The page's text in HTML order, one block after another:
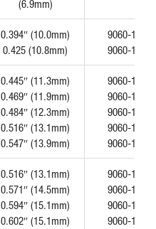
(6.9mm)
0.394″ (10.0mm)
0.425 (10.8mm)
9060-100
9060-108
0.445″ (11.3mm)
0.469″ (11.9mm)
0.484″ (12.3mm)
0.516″ (13.1mm)
0.547″ (13.9mm)
9060-113
9060-119
9060-123
9060-131
9060-139
0.516″ (13.1mm)
0.571″ (14.5mm)
0.594″ (15.1mm)
0.602″ (15.1mm)
9060-131
9060-145
9060-151
9060-153